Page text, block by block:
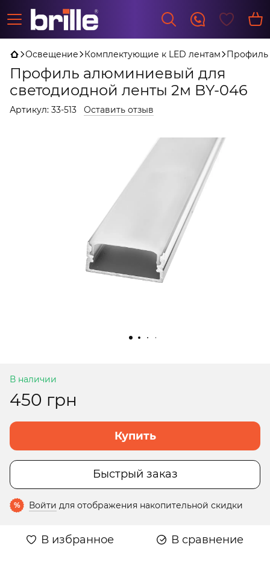
Освещение Комплектующие к LED лентам Профиль
Профиль алюминиевый для
светодиодной ленты 2м BY-046
Артикул: 33-513 Оставить отзыв
В наличии
450 грн
Купить
Быстрый заказ
% Войти для отображения накопительной скидки
В избранное В сравнение